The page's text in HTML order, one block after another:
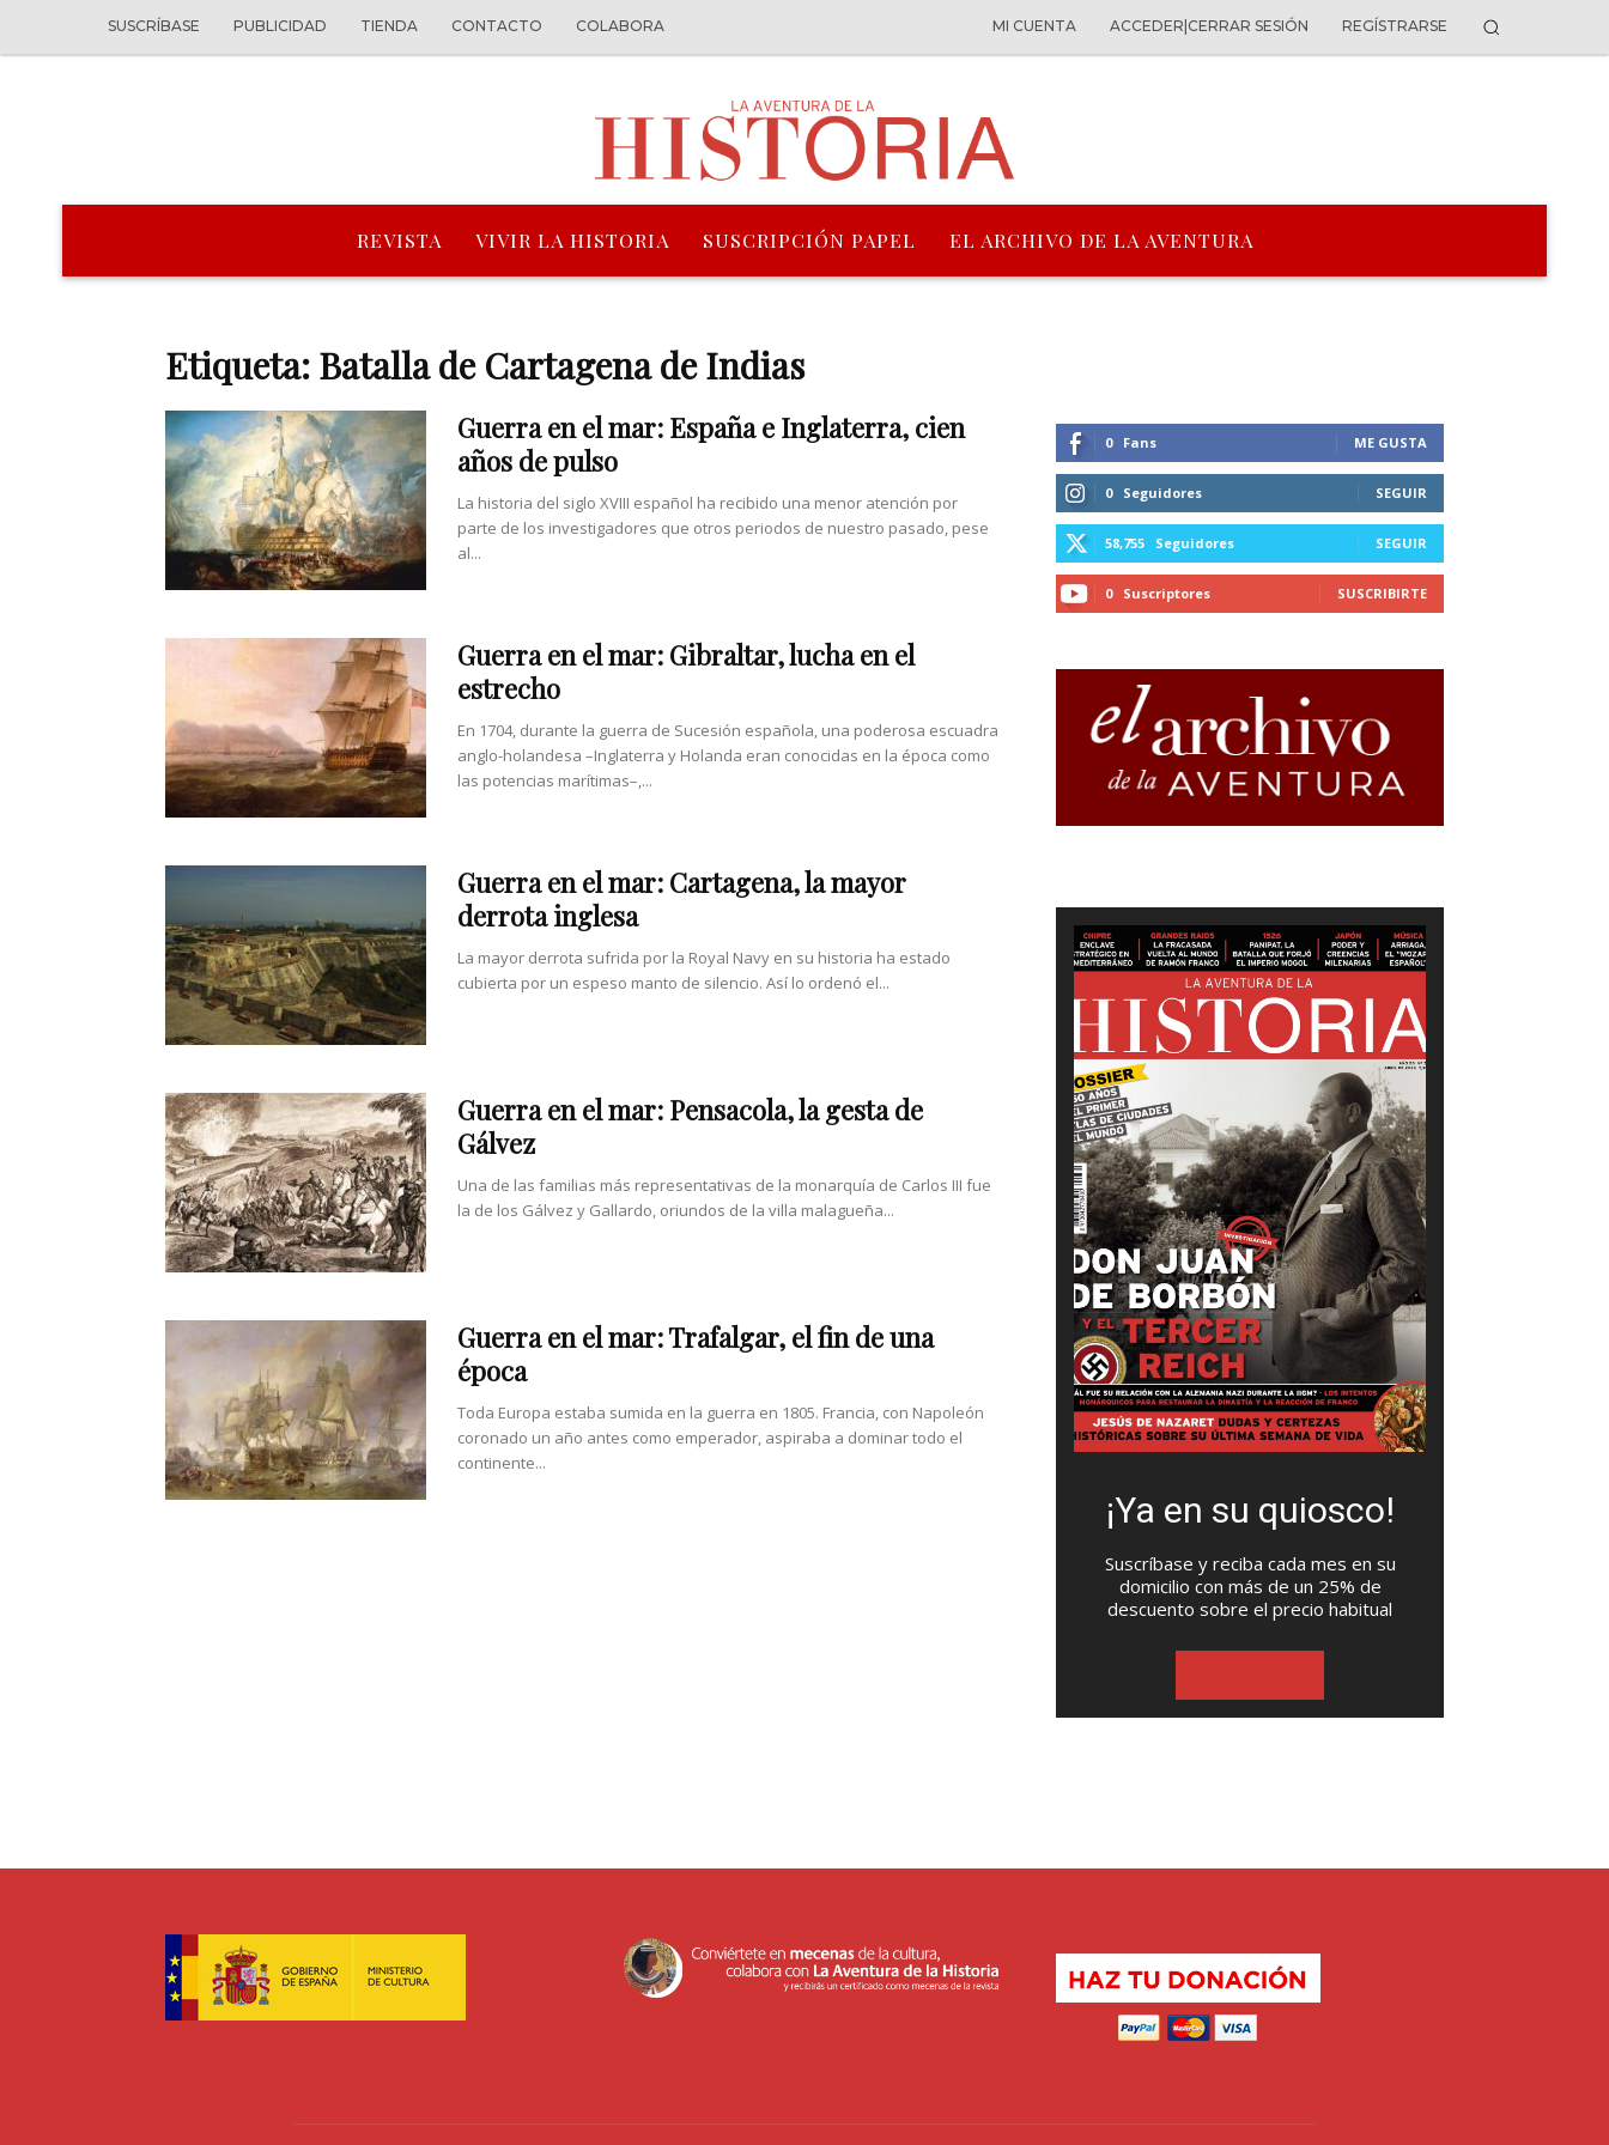
SUSCRÍBASE PUBLICIDAD TIENDA CONTACTO COLABORA MI CUENTA ACCEDER|CERRAR SESIÓN REGÍSTRARSE
REVISTA VIVIR LA HISTORIA SUSCRIPCIÓN PAPEL EL ARCHIVO DE LA AVENTURA
Etiqueta: Batalla de Cartagena de Indias
Guerra en el mar: España e Inglaterra, cien
años de pulso
La historia del siglo XVIII español ha recibido una menor atención por
parte de los investigadores que otros periodos de nuestro pasado, pese
al...
Guerra en el mar: Gibraltar, lucha en el
estrecho
En 1704, durante la guerra de Sucesión española, una poderosa escuadra
anglo-holandesa –Inglaterra y Holanda eran conocidas en la época como
las potencias marítimas–,...
Guerra en el mar: Cartagena, la mayor
derrota inglesa
La mayor derrota sufrida por la Royal Navy en su historia ha estado
cubierta por un espeso manto de silencio. Así lo ordenó el...
Guerra en el mar: Pensacola, la gesta de
Gálvez
Una de las familias más representativas de la monarquía de Carlos III fue
la de los Gálvez y Gallardo, oriundos de la villa malagueña...
Guerra en el mar: Trafalgar, el fin de una
época
Toda Europa estaba sumida en la guerra en 1805. Francia, con Napoleón
coronado un año antes como emperador, aspiraba a dominar todo el
continente...
0 Fans ME GUSTA
0 Seguidores SEGUIR
58,755 Seguidores SEGUIR
0 Suscriptores SUSCRIBIRTE
¡Ya en su quiosco!
Suscríbase y reciba cada mes en su
domicilio con más de un 25% de
descuento sobre el precio habitual